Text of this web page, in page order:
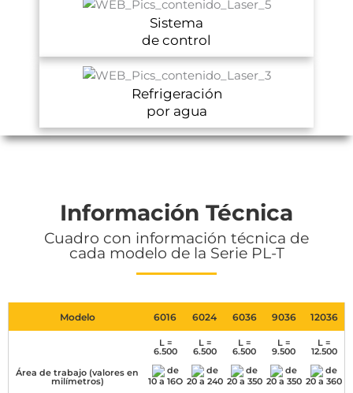
Sistema
de control
Refrigeración
por agua
Información Técnica
Cuadro con información técnica de
cada modelo de la Serie PL-T
Modelo 6016 6024 6036 9036 12036
Área de trabajo (valores en
milímetros)
L =
6.500
de
10 a 16O
L =
6.500
de
20 a 240
L =
6.500
de
20 a 350
L =
9.500
de
20 a 350
L =
12.500
de
20 a 360